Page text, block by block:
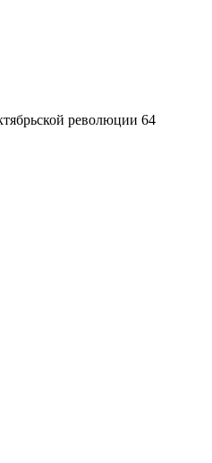
революции 64